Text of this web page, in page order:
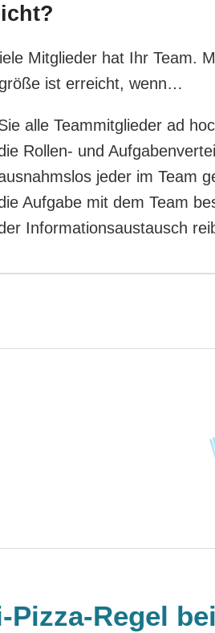
Mitglieder hat Ihr Team.
ist erreicht, wenn…
alle Teammitglieder ad
Rollen- und
jeder im Team
Aufgabe mit dem Team
Informationsaustausch
Pizza-Regel